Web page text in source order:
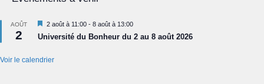
AOÛT
2
Mis
en
avant
2 août à 11:00 - 8 août à 13:00
Université du Bonheur du 2 au 8 août 2026
Voir le calendrier